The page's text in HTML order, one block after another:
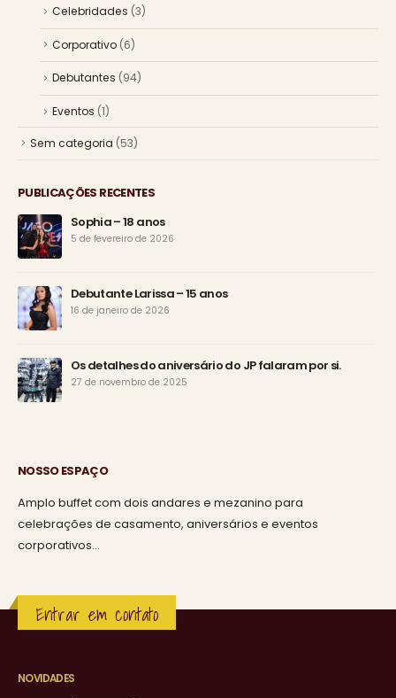
Celebridades (3)
Corporativo (6)
Debutantes (94)
Eventos (1)
Sem categoria (53)
PUBLICAÇÕES RECENTES
Sophia – 18 anos
5 de fevereiro de 2026
Debutante Larissa – 15 anos
16 de janeiro de 2026
Os detalhes do aniversário do JP falaram por si.
27 de novembro de 2025
NOSSO ESPAÇO
Amplo buffet com dois andares e mezanino para
celebrações de casamento, aniversários e eventos
corporativos…
Entrar em contato
NOVIDADES